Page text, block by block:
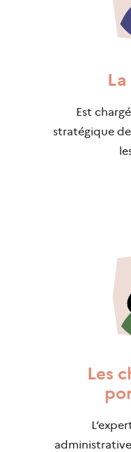
Est
stratégique
Les